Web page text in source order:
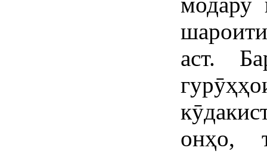
аст.
онҳо,